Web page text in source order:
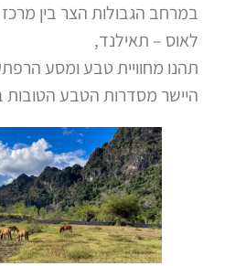
במרחב הגבולות הצר בין מרכז
לאוס – תאילנד,
תהנו מחוויית טבע ומסע
היישר מסדרות הטבע הטובות